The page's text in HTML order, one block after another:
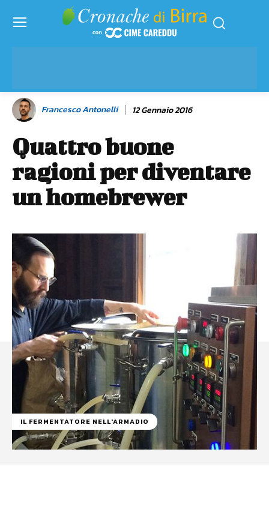
Francesco Antonelli 12 Gennaio 2016
Quattro buone
ragioni per diventare
un homebrewer
IL FERMENTATORE NELL'ARMADIO